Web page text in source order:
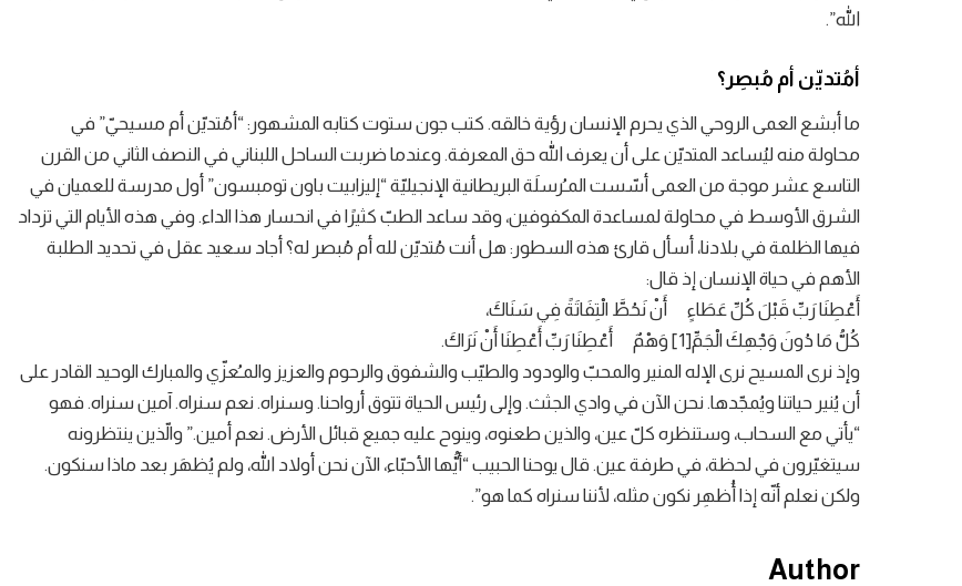
الله”.
أمُتديّن أم مُبصِر؟
ما أبشع العمى الروحي الذي يحرم الإنسان رؤية خالقه. كتب جون ستوت كتابه المشهور: “أمُتديّن أم مسيحيّ” في
محاولة منه ليُساعد المتديّن على أن يعرف الله حق المعرفة. وعندما ضربت الساحل اللبناني في النصف الثاني من القرن
التاسع عشر موجة من العمى أسّست المـُرسلَة البريطانية الإنجيليّة “إليزابيت باون تومبسون” أول مدرسة للعميان في
الشرق الأوسط في محاولة لمساعدة المكفوفين، وقد ساعد الطبّ كثيرًا في انحسار هذا الداء. وفي هذه الأيام التي تزداد
فيها الظلمة في بلادنا، أسأل قارئ هذه السطور: هل أنت مُتديّن لله أم مُبصر له؟ أجاد سعيد عقل في تحديد الطلبة
الأهم في حياة الإنسان إذ قال:
أَعْطِنَا رَبِّ قَبْلَ كُلِّ عَطَاءٍ أَنْ نَحُطَّ الْتِفَاتَةً فِي سَنَاكَ،
كُلُّ مَا دُونَ وَجْهِكَ الْجَمِّ[1] وَهْمٌ أَعْطِنَا رَبِّ أَعْطِنَا أَنْ نَرَاكَ.
وإذ نرى المسيح نرى الإله المنير والمحبّ والودود والطيّب والشفوق والرحوم والعزيز والمـُعزّي والمبارك الوحيد القادر على
أن يُنير حياتنا ويُمجّدها. نحن الآن في وادي الجثث. وإلى رئيس الحياة تتوق أرواحنا. وسنراه. نعم سنراه. آمين سنراه. فهو
“يأتي مع السحاب، وستنظره كلّ عين، والذين طعنوه، وينوح عليه جميع قبائل الأرض. نعم أمين.” والّذين ينتظرونه
سيتغيّرون في لحظة، في طرفة عين. قال يوحنا الحبيب “أيُّها الأحبّاء، الآن نحن أولاد الله، ولم يُظهَر بعد ماذا سنكون.
ولكن نعلم أنّه إذا أُظهِر نكون مثله، لأننا سنراه كما هو”.
Author